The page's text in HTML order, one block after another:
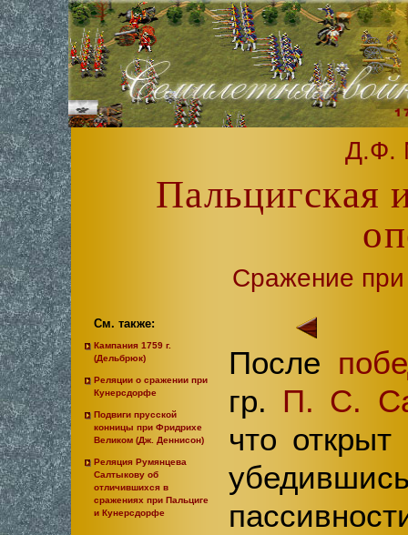
Д.Ф.
Пальцигская
Сражение
См. также:
Кампания 1759 г.
(Дельбрюк)
Реляции о сражении при
Кунерсдорфе
Подвиги прусской
конницы при Фридрихе
Великом (Дж. Деннисон)
Реляция Румянцева
Салтыкову об
отличившихся в
сражениях при Пальциге
и Кунерсдорфе
После
гр. П. С.
что